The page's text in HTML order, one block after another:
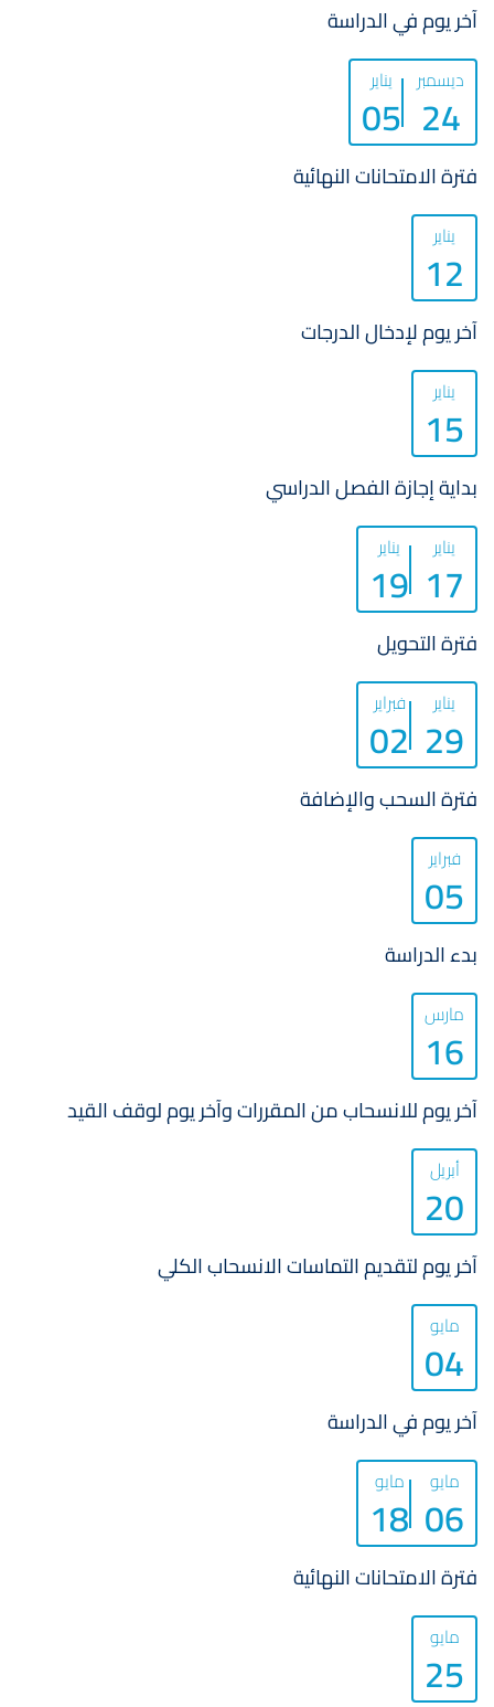
آخر يوم في الدراسة
ديسمبر
24
يناير
05
فترة الامتحانات النهائية
يناير
12
آخر يوم لإدخال الدرجات
يناير
15
بداية إجازة الفصل الدراسي
يناير
17
يناير
19
فترة التحويل
يناير
29
فبراير
02
فترة السحب والإضافة
فبراير
05
بدء الدراسة
مارس
16
آخر يوم للانسحاب من المقررات وآخر يوم لوقف القيد
أبريل
20
آخر يوم لتقديم التماسات الانسحاب الكلي
مايو
04
آخر يوم في الدراسة
مايو
06
مايو
18
فترة الامتحانات النهائية
مايو
25